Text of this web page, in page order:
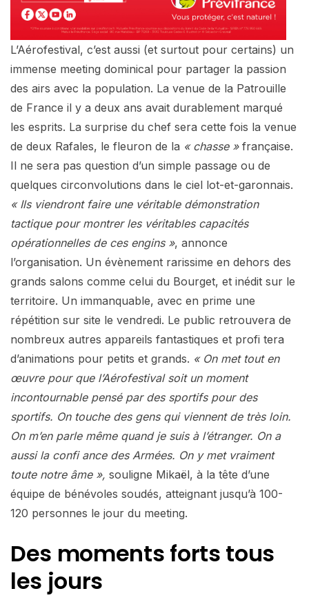
L’Aérofestival, c’est aussi (et surtout pour certains) un
immense meeting dominical pour partager la passion
des airs avec la population. La venue de la Patrouille
de France il y a deux ans avait durablement marqué
les esprits. La surprise du chef sera cette fois la venue
de deux Rafales, le fleuron de la « chasse »française.
Il ne sera pas question d’un simple passage ou de
quelques circonvolutions dans le ciel lot-et-garonnais.
« Ils viendront faire une véritable démonstration
tactique pour montrer les véritables capacités
opérationnelles de ces engins », annonce
l’organisation. Un évènement rarissime en dehors des
grands salons comme celui du Bourget, et inédit sur le
territoire. Un immanquable, avec en prime une
répétition sur site le vendredi. Le public retrouvera de
nombreux autres appareils fantastiques et profi tera
d’animations pour petits et grands. « On met tout en
œuvre pour que l’Aérofestival soit un moment
incontournable pensé par des sportifs pour des
sportifs. On touche des gens qui viennent de très loin.
On m’en parle même quand je suis à l’étranger. On a
aussi la confi ance des Armées. On y met vraiment
toute notre âme », souligne Mikaël, à la tête d’une
équipe de bénévoles soudés, atteignant jusqu’à 100-
120 personnes le jour du meeting.
Des moments forts tous
les jours